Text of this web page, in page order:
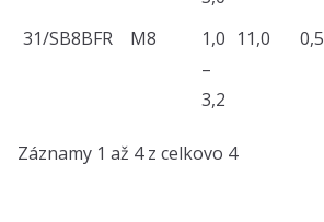
31/SB8BFR M8
1,0
–
3,2
11,0 0,5
Záznamy 1 až 4 z celkovo 4